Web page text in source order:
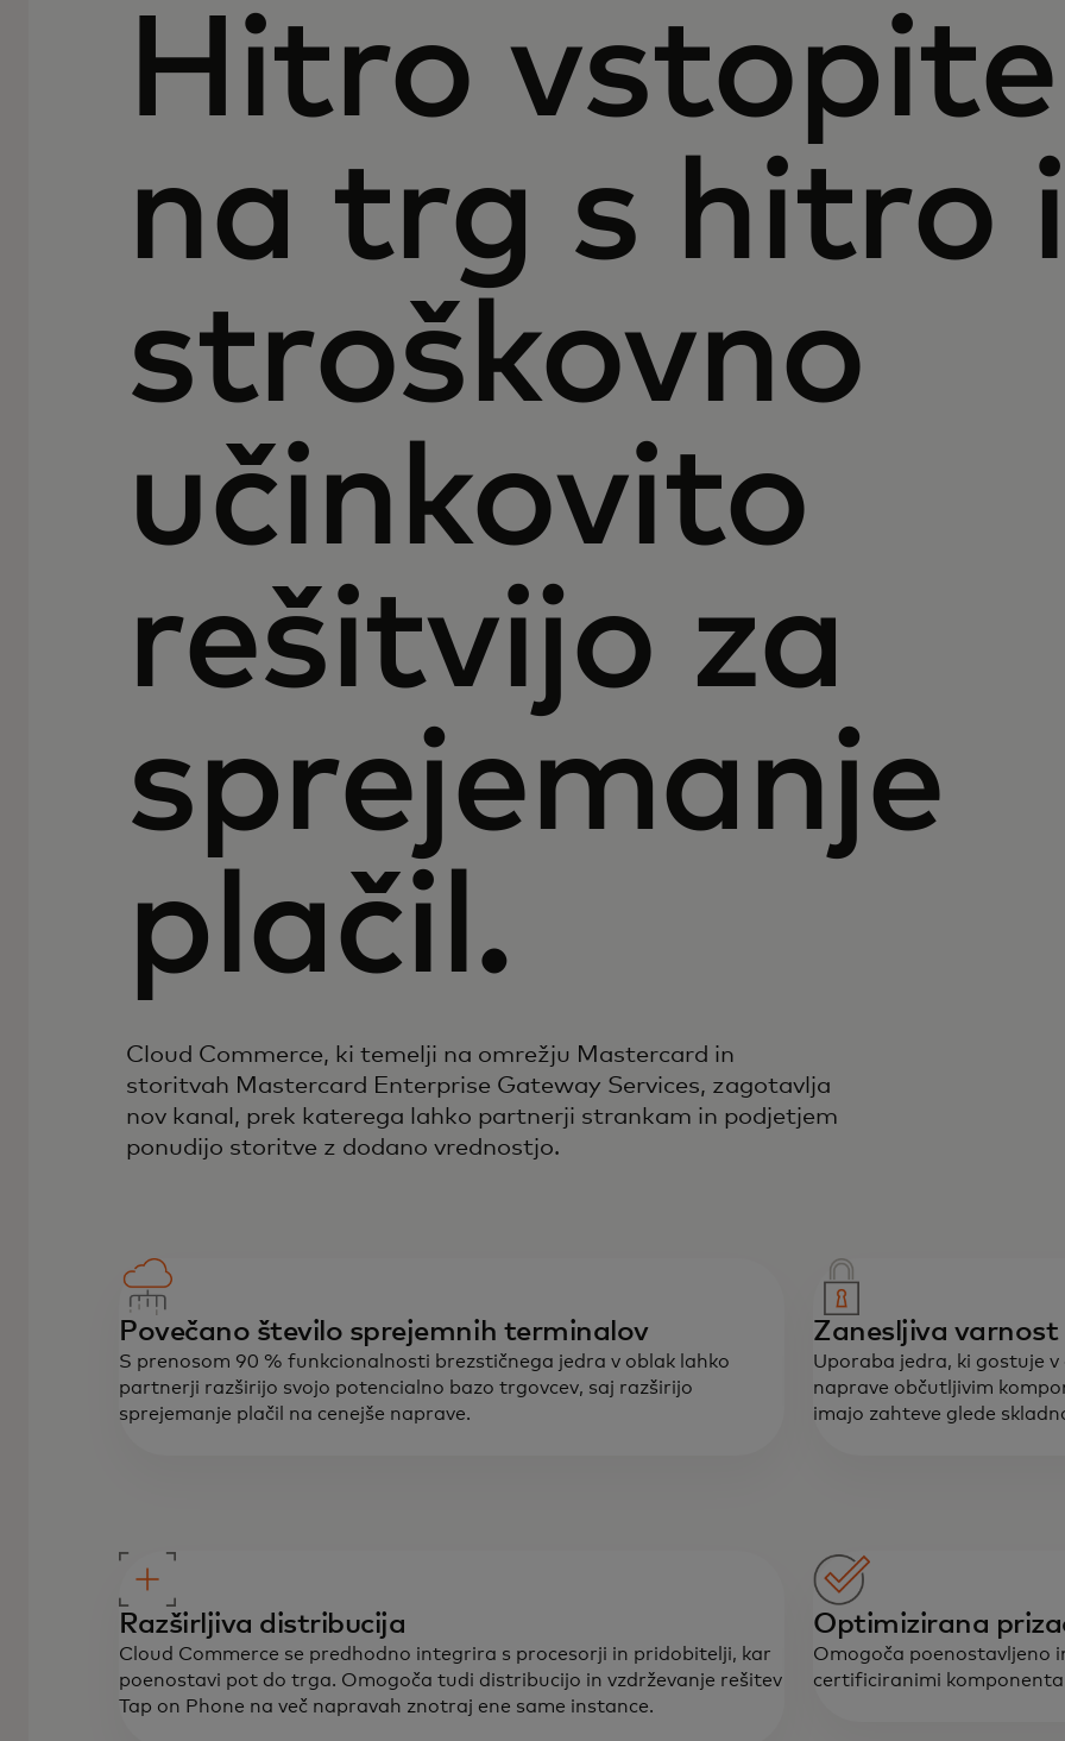
Hitro vstopite
na trg s hitro
stroškovno
učinkovito
rešitvijo za
sprejemanje
plačil.
Cloud Commerce, ki temelji na omrežju Mastercard in
storitvah Mastercard Enterprise Gateway Services, zagotavlja
nov kanal, prek katerega lahko partnerji strankam in podjetjem
ponudijo storitve z dodano vrednostjo.
Povečano število sprejemnih terminalov
S prenosom 90 % funkcionalnosti brezstičnega jedra v oblak lahko
partnerji razširijo svojo potencialno bazo trgovcev, saj razširijo
sprejemanje plačil na cenejše naprave.
Zanesljiva varnost
Uporaba jedra, ki gostuje
naprave občutljivim
imajo zahteve glede
Razširljiva distribucija
Cloud Commerce se predhodno integrira s procesorji in pridobitelji, kar
poenostavi pot do trga. Omogoča tudi distribucijo in vzdrževanje rešitev
Tap on Phone na več napravah znotraj ene same instance.
Optimizirana
Omogoča poenostavljeno
certificiranimi